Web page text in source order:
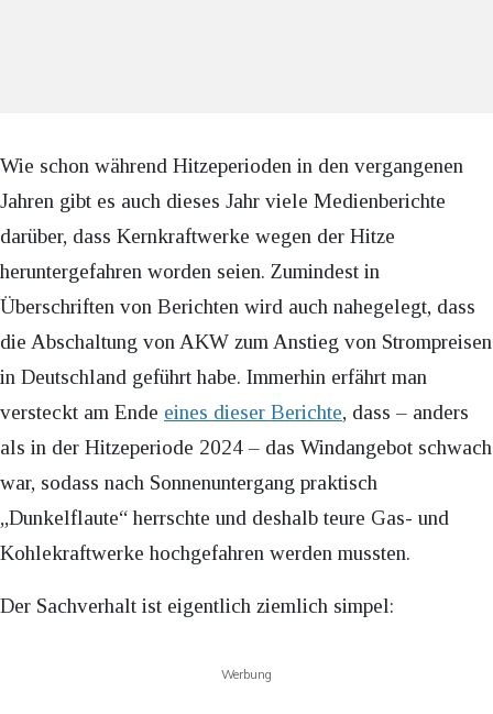
Wie schon während Hitzeperioden in den vergangenen
Jahren gibt es auch dieses Jahr viele Medienberichte
darüber, dass Kernkraftwerke wegen der Hitze
heruntergefahren worden seien. Zumindest in
Überschriften von Berichten wird auch nahegelegt, dass
die Abschaltung von AKW zum Anstieg von Strompreisen
in Deutschland geführt habe. Immerhin erfährt man
versteckt am Ende eines dieser Berichte, dass – anders
als in der Hitzeperiode 2024 – das Windangebot schwach
war, sodass nach Sonnenuntergang praktisch
„Dunkelflaute“ herrschte und deshalb teure Gas- und
Kohlekraftwerke hochgefahren werden mussten.
Der Sachverhalt ist eigentlich ziemlich simpel:
Werbung